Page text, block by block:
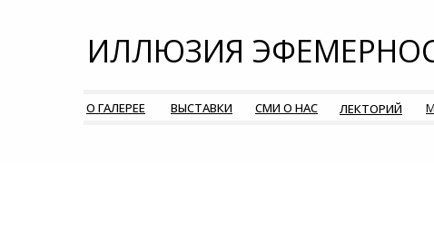
ЛЕКТОРИЙ
СМИ О НАС
ВЫСТАВКИ
О ГАЛЕРЕЕ
ИЛЛЮЗИЯ